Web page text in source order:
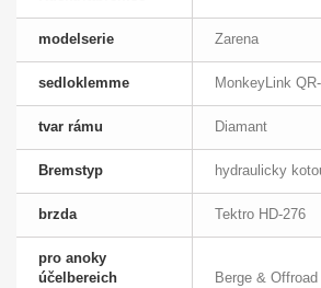
modelserie Zarena
sedloklemme MonkeyLink
tvar rámu Diamant
Bremstyp hydraulicky
brzda Tektro HD-276
pro anoky
účelbereich
Berge & Offroad